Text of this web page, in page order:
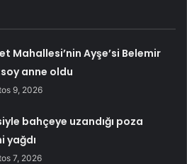
Mahallesi’nin Ayşe’si Belemir
anne oldu
9, 2026
bahçeye uzandığı poza
yağdı
7, 2026